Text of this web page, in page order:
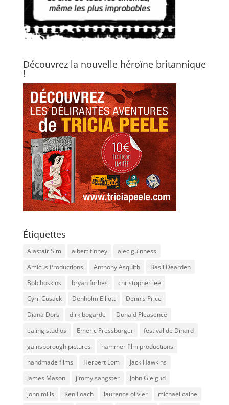
Découvrez la nouvelle héroïne britannique
!
Étiquettes
Alastair Sim albert finney
alec guinness
Amicus Productions
Anthony Asquith
Basil Dearden
Bob hoskins
bryan forbes
christopher lee
Cyril Cusack
Denholm Elliott
Dennis Price
Diana Dors
dirk bogarde
Donald Pleasence
ealing studios
Emeric Pressburger
festival de Dinard
gainsborough pictures
hammer film productions
handmade films
Herbert Lom
Jack Hawkins
James Mason
jimmy sangster
John Gielgud
john mills
Ken Loach laurence olivier
michael caine